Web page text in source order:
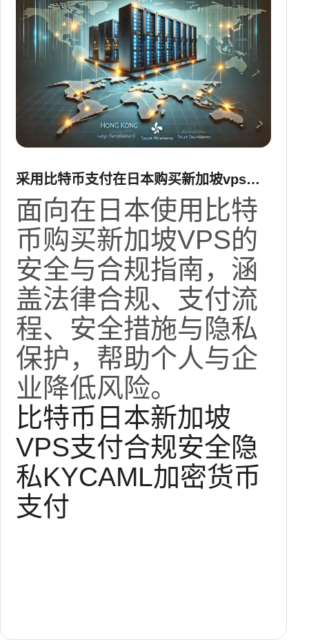
采用比特币支付在日本购买新加坡vps的
安全与合规指南
面向在日本使用比特
币购买新加坡VPS的
安全与合规指南，涵
盖法律合规、支付流
程、安全措施与隐私
保护，帮助个人与企
业降低风险。
比特币 日本新加坡
VPS支付合规安全隐
私KYCAML加密货币
支付